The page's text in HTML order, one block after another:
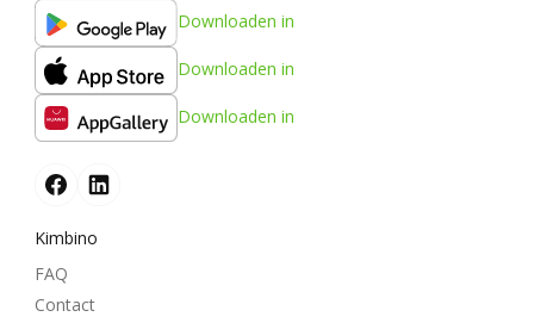
Downloaden in
Downloaden in
Downloaden in
Kimbino
FAQ
Contact